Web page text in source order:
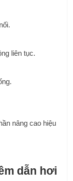
liên tục.
nâng cao hiệu
dẫn hơi